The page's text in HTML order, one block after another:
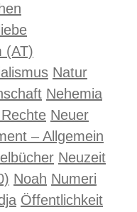
(AT)
Natur
Nehemia
Neuer
– Allgemein
Neuzeit
Noah Numeri
Öffentlichkeit